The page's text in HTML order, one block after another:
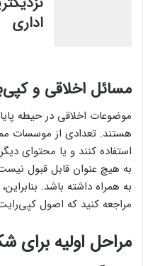
اداری
مسائل اخلاقی و
موضوعات اخلاقی در حیطه
هستند. تعدادی از موسسات
استفاده کنند و یا محتوای
به هیچ عنوان قابل قبول
به همراه داشته باشد.
مراجعه کنید که اصول
مراحل اولیه برای